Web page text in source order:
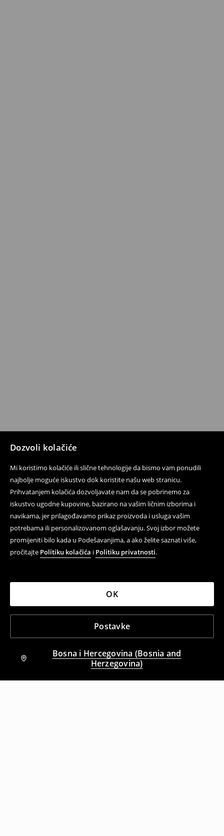
Dozvoli kolačiće
Mi koristimo kolačiće ili slične tehnologije da bismo vam ponudili
najbolje moguće iskustvo dok koristite našu web stranicu.
Prihvatanjem kolačića dozvoljavate nam da se pobrinemo za
iskustvo ugodne kupovine, bazirano na vašim ličnim izborima i
navikama, jer prilagođavamo prikaz proizvoda i usluga vašim
potrebama ili personalizovanom oglašavanju. Svoj izbor možete
promijeniti bilo kada u Podešavanjima, a ako želite saznati više,
pročitajte Politiku kolačića i Politiku privatnosti.
Postavke
OK
Bosna i Hercegovina (Bosnia and
Herzegovina)